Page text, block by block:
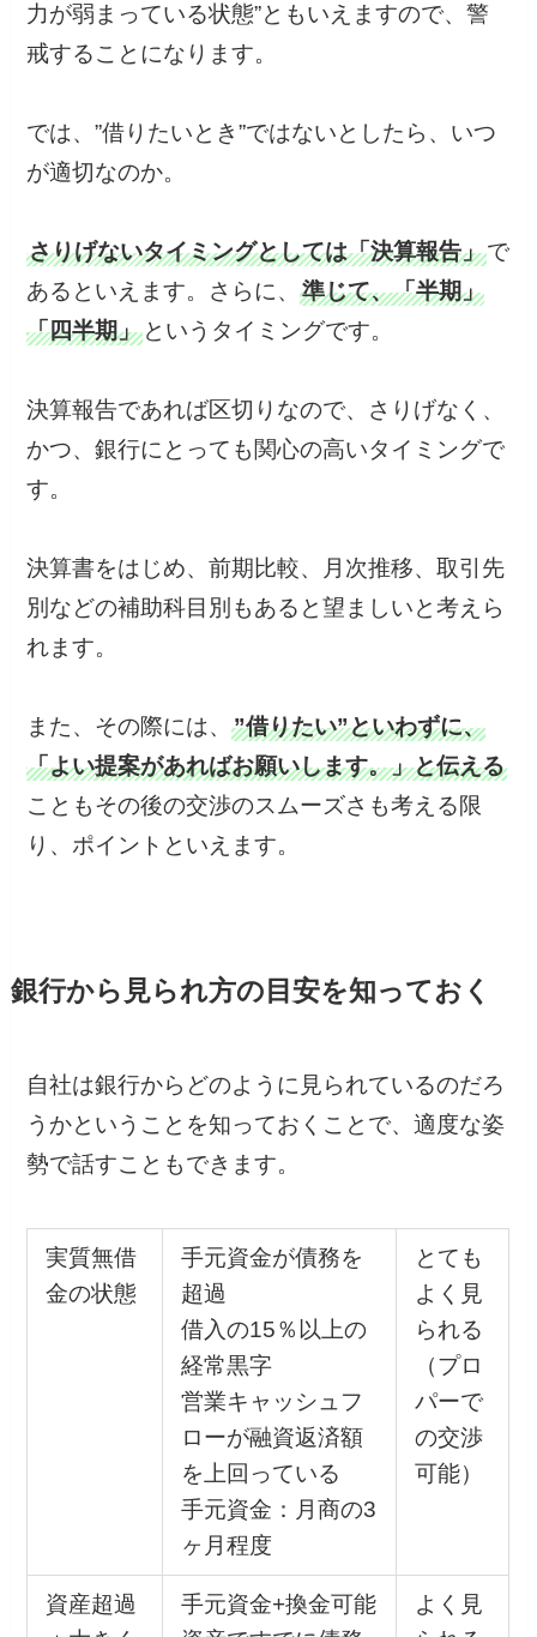
力が弱まっている状態”ともいえますので、警
戒することになります。
では、”借りたいとき”ではないとしたら、いつ
が適切なのか。
さりげないタイミングとしては「決算報告」で
あるといえます。さらに、準じて、「半期」
「四半期」 というタイミングです。
決算報告であれば区切りなので、さりげなく、
かつ、銀行にとっても関心の高いタイミングで
す。
決算書をはじめ、前期比較、月次推移、取引先
別などの補助科目別もあると望ましいと考えら
れます。
また、その際には、”借りたい”といわずに、
「よい提案があればお願いします。」と伝える
こともその後の交渉のスムーズさも考える限
り、ポイントといえます。
銀行から見られ方の目安を知っておく
自社は銀行からどのように見られているのだろ
うかということを知っておくことで、適度な姿
勢で話すこともできます。
実質無借
金の状態
手元資金が債務を
超過
借入の15％以上の
経常黒字
営業キャッシュフ
ローが融資返済額
を上回っている
手元資金：月商の3
ヶ月程度
とても
よく見
られる
（プロ
パーで
の交渉
可能）
資産超過
手元資金+換金可能
よく見